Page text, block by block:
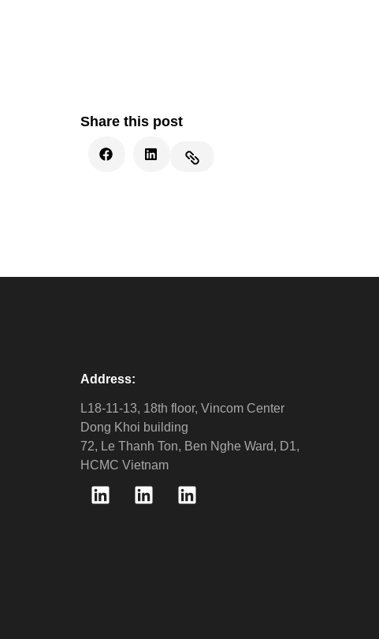
Share this post
Address:
L18-11-13, 18th floor, Vincom Center
Dong Khoi building
72, Le Thanh Ton, Ben Nghe Ward, D1,
HCMC Vietnam